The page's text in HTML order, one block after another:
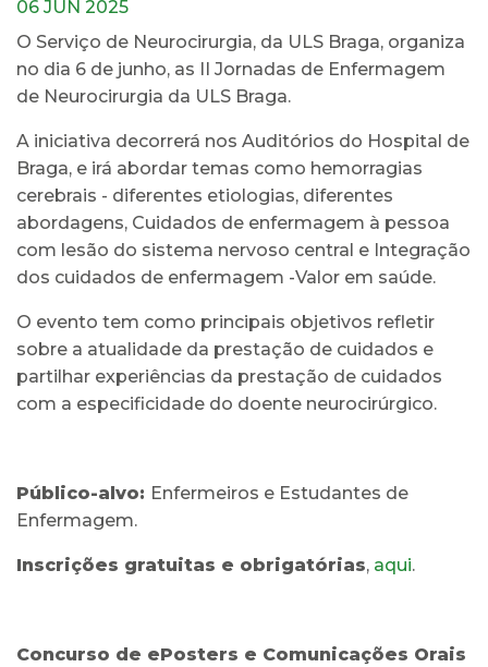
06 JUN 2025
O Serviço de Neurocirurgia, da ULS Braga, organiza
no dia 6 de junho, as II Jornadas de Enfermagem
de Neurocirurgia da ULS Braga.
A iniciativa decorrerá nos Auditórios do Hospital de
Braga, e irá abordar temas como hemorragias
cerebrais - diferentes etiologias, diferentes
abordagens, Cuidados de enfermagem à pessoa
com lesão do sistema nervoso central e Integração
dos cuidados de enfermagem -Valor em saúde.
O evento tem como principais objetivos refletir
sobre a atualidade da prestação de cuidados e
partilhar experiências da prestação de cuidados
com a especificidade do doente neurocirúrgico.
Público-alvo: Enfermeiros e Estudantes de
Enfermagem.
Inscrições gratuitas e obrigatórias, aqui.
Concurso de ePosters e Comunicações Orais